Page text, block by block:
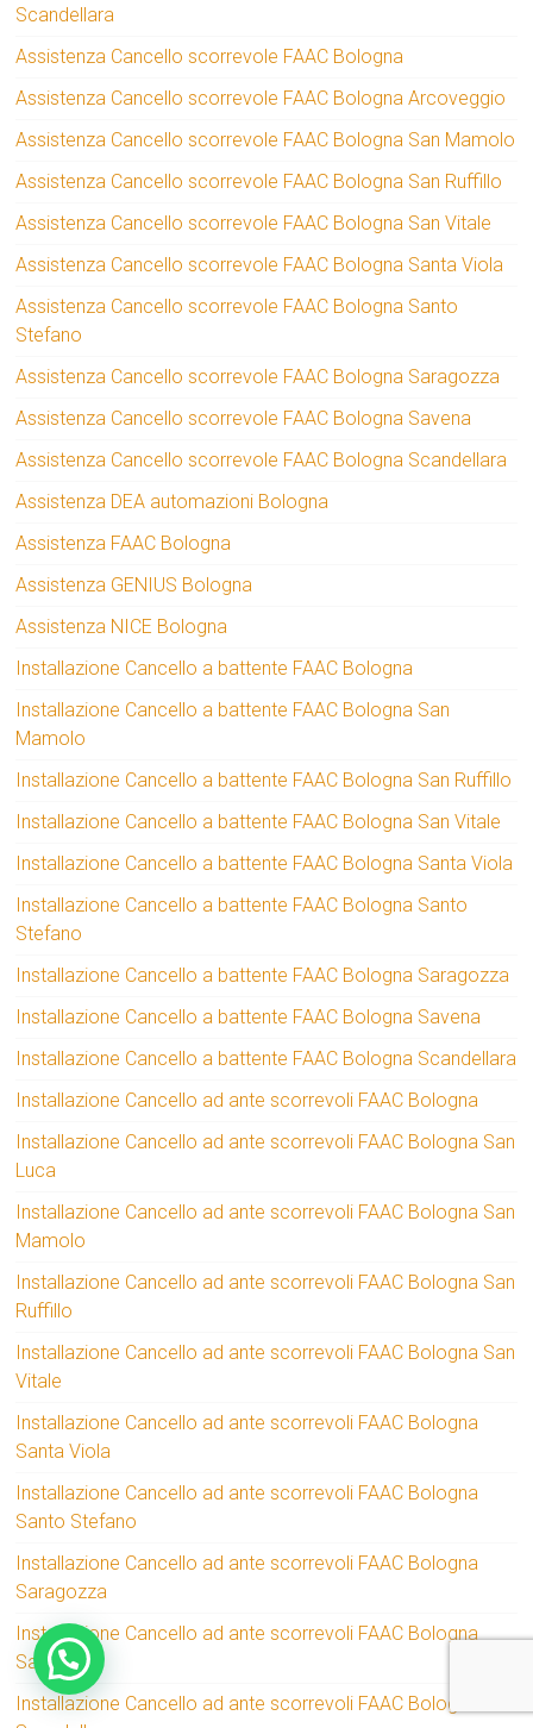
Scandellara
Assistenza Cancello scorrevole FAAC Bologna
Assistenza Cancello scorrevole FAAC Bologna Arcoveggio
Assistenza Cancello scorrevole FAAC Bologna San Mamolo
Assistenza Cancello scorrevole FAAC Bologna San Ruffillo
Assistenza Cancello scorrevole FAAC Bologna San Vitale
Assistenza Cancello scorrevole FAAC Bologna Santa Viola
Assistenza Cancello scorrevole FAAC Bologna Santo
Stefano
Assistenza Cancello scorrevole FAAC Bologna Saragozza
Assistenza Cancello scorrevole FAAC Bologna Savena
Assistenza Cancello scorrevole FAAC Bologna Scandellara
Assistenza DEA automazioni Bologna
Assistenza FAAC Bologna
Assistenza GENIUS Bologna
Assistenza NICE Bologna
Installazione Cancello a battente FAAC Bologna
Installazione Cancello a battente FAAC Bologna San
Mamolo
Installazione Cancello a battente FAAC Bologna San Ruffillo
Installazione Cancello a battente FAAC Bologna San Vitale
Installazione Cancello a battente FAAC Bologna Santa Viola
Installazione Cancello a battente FAAC Bologna Santo
Stefano
Installazione Cancello a battente FAAC Bologna Saragozza
Installazione Cancello a battente FAAC Bologna Savena
Installazione Cancello a battente FAAC Bologna Scandellara
Installazione Cancello ad ante scorrevoli FAAC Bologna
Installazione Cancello ad ante scorrevoli FAAC Bologna San
Luca
Installazione Cancello ad ante scorrevoli FAAC Bologna San
Mamolo
Installazione Cancello ad ante scorrevoli FAAC Bologna San
Ruffillo
Installazione Cancello ad ante scorrevoli FAAC Bologna San
Vitale
Installazione Cancello ad ante scorrevoli FAAC Bologna
Santa Viola
Installazione Cancello ad ante scorrevoli FAAC Bologna
Santo Stefano
Installazione Cancello ad ante scorrevoli FAAC Bologna
Saragozza
Installazione Cancello ad ante scorrevoli FAAC Bologna
Savena
Installazione Cancello ad ante scorrevoli FAAC Bologna